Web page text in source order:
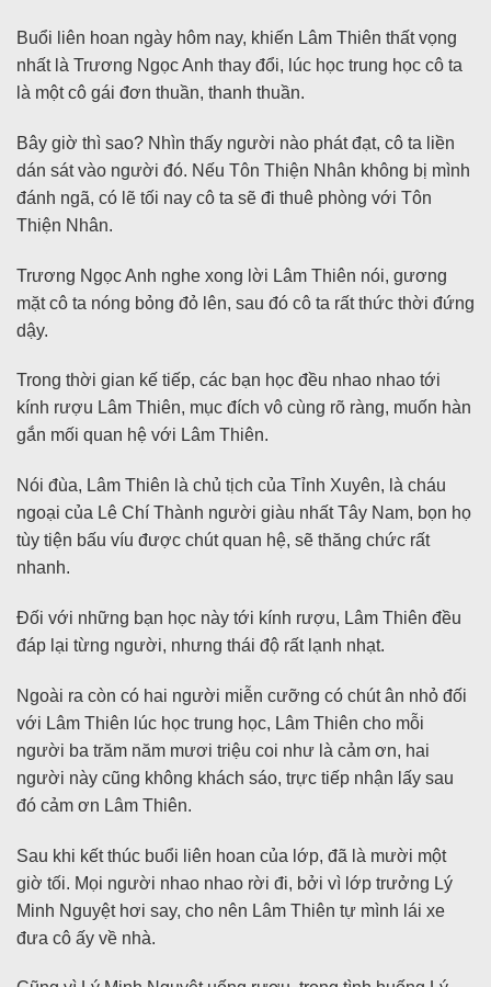
Buổi liên hoan ngày hôm nay, khiến Lâm Thiên thất vọng
nhất là Trương Ngọc Anh thay đổi, lúc học trung học cô ta
là một cô gái đơn thuần, thanh thuần.
Bây giờ thì sao? Nhìn thấy người nào phát đạt, cô ta liền
dán sát vào người đó. Nếu Tôn Thiện Nhân không bị mình
đánh ngã, có lẽ tối nay cô ta sẽ đi thuê phòng với Tôn
Thiện Nhân.
Trương Ngọc Anh nghe xong lời Lâm Thiên nói, gương
mặt cô ta nóng bỏng đỏ lên, sau đó cô ta rất thức thời đứng
dậy.
Trong thời gian kế tiếp, các bạn học đều nhao nhao tới
kính rượu Lâm Thiên, mục đích vô cùng rõ ràng, muốn hàn
gắn mối quan hệ với Lâm Thiên.
Nói đùa, Lâm Thiên là chủ tịch của Tỉnh Xuyên, là cháu
ngoại của Lê Chí Thành người giàu nhất Tây Nam, bọn họ
tùy tiện bấu víu được chút quan hệ, sẽ thăng chức rất
nhanh.
Đối với những bạn học này tới kính rượu, Lâm Thiên đều
đáp lại từng người, nhưng thái độ rất lạnh nhạt.
Ngoài ra còn có hai người miễn cưỡng có chút ân nhỏ đối
với Lâm Thiên lúc học trung học, Lâm Thiên cho mỗi
người ba trăm năm mươi triệu coi như là cảm ơn, hai
người này cũng không khách sáo, trực tiếp nhận lấy sau
đó cảm ơn Lâm Thiên.
Sau khi kết thúc buổi liên hoan của lớp, đã là mười một
giờ tối. Mọi người nhao nhao rời đi, bởi vì lớp trưởng Lý
Minh Nguyệt hơi say, cho nên Lâm Thiên tự mình lái xe
đưa cô ấy về nhà.